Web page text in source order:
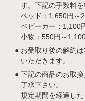
す。下記の手数料を
ベッド：1,650円～
ベビーカー：1,100
小物：550円～
お受取り後の解約
いただきます。
下記の商品のお取
了承下さい。
規定期間を経過し